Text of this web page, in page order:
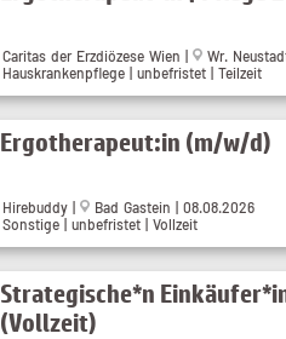
Caritas der Erzdiözese Wien |
Wr.
Hauskrankenpflege | unbefristet | Teilzeit
Ergotherapeut:in (m/w/d)
Hirebuddy |
Bad Gastein | 08.08.2026
Sonstige | unbefristet | Vollzeit
Strategische*n
(Vollzeit)